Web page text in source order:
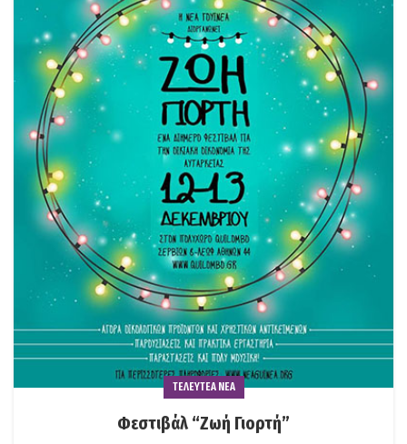
ΤΕΛΕΥΤΕΑ ΝΕΑ
Φεστιβάλ “Ζωή Γιορτή”